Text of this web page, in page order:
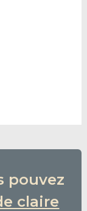
pouvez
claire